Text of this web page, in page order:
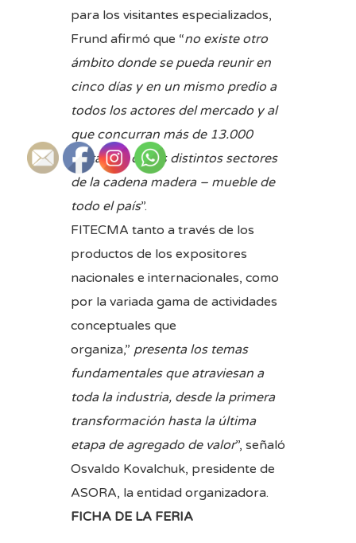
para los visitantes especializados,
Frund afirmó que “no existe otro
ámbito donde se pueda reunir en
cinco días y en un mismo predio a
todos los actores del mercado y al
que concurran más de 13.000
visitantes de los distintos sectores
de la cadena madera – mueble de
todo el país”.
FITECMA tanto a través de los
productos de los expositores
nacionales e internacionales, como
por la variada gama de actividades
conceptuales que
organiza,” presenta los temas
fundamentales que atraviesan a
toda la industria, desde la primera
transformación hasta la última
etapa de agregado de valor”, señaló
Osvaldo Kovalchuk, presidente de
ASORA, la entidad organizadora.
FICHA DE LA FERIA